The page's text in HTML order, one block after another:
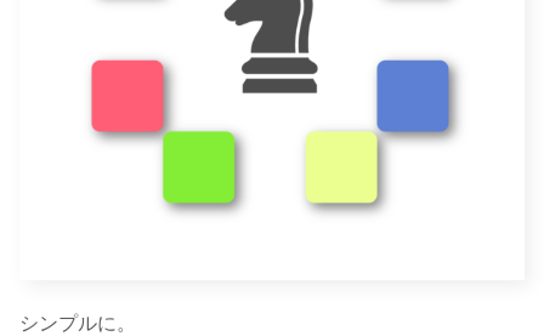
シンプルに。